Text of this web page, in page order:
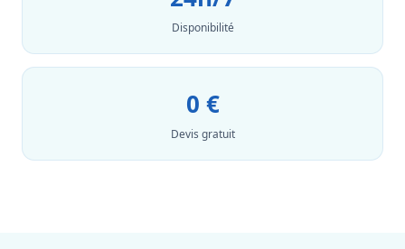
Disponibilité
0 €
Devis gratuit